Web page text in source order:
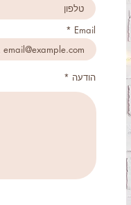
Email
הודעה